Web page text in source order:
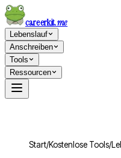
careerkit.me
Lebenslauf
Anschreiben
Tools
Ressourcen
Start/Kostenlose Tools/